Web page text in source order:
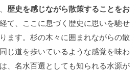
歴史を感じながら散策することをお
て、ここに息づく歴史に思いを馳せ
ます。杉の木々に囲まれながらの散
じ道を歩いているような感覚を味わ
、名水百選としても知られる水源が